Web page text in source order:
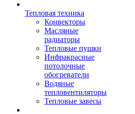
Тепловая техника
Конвекторы
Масляные
радиаторы
Тепловые пушки
Инфракрасные
потолочные
обогреватели
Водяные
тепловентиляторы
Тепловые завесы